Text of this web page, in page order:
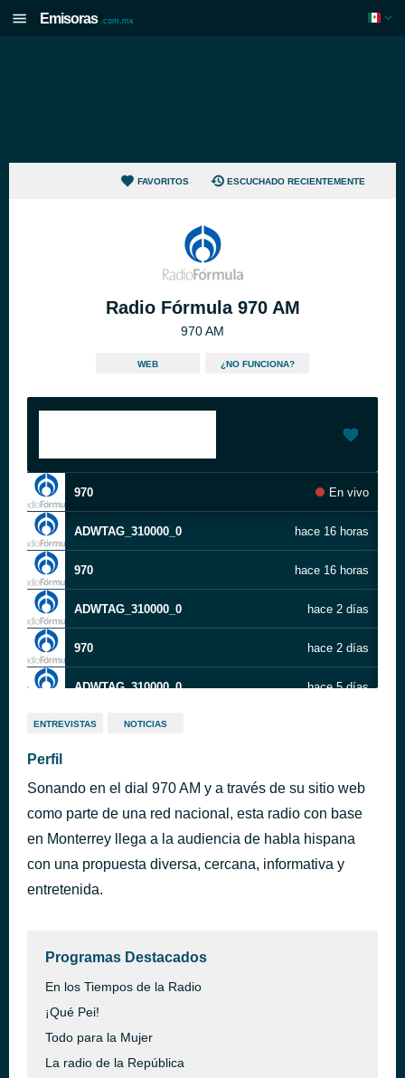
Emisoras .com.mx
FAVORITOS ESCUCHADO RECIENTEMENTE
Radio Fórmula 970 AM
970 AM
WEB ¿NO FUNCIONA?
970 En vivo
ADWTAG_310000_0 hace 16 horas
970 hace 16 horas
ADWTAG_310000_0 hace 2 días
970 hace 2 días
ADWTAG_310000_0 hace 5 días
ENTREVISTAS NOTICIAS
Perfil
Sonando en el dial 970 AM y a través de su sitio web
como parte de una red nacional, esta radio con base
en Monterrey llega a la audiencia de habla hispana
con una propuesta diversa, cercana, informativa y
entretenida.
Programas Destacados
En los Tiempos de la Radio
¡Qué Pei!
Todo para la Mujer
La radio de la República